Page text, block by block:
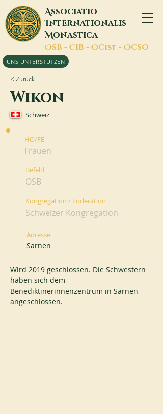
Associatio
Internationalis
Monastica
OSB - CIB - OCist - OCSO
UNS UNTERSTÜTZEN
< Zurück
Wikon
Schweiz
HO/FE
Frauen
Befehl
OSB
Kongregation / Föderation
Schweizer Kongregation
Adresse
Sarnen
Wird 2019 geschlossen. Die Schwestern
haben sich dem
Benediktinerinnenzentrum in Sarnen
angeschlossen.